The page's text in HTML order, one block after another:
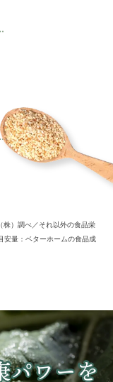
）調べ／それ以外の食品栄
安量：ベターホームの食品成